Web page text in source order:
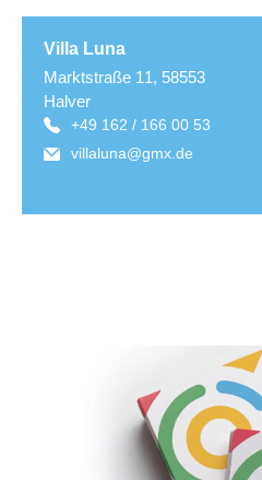
Villa Luna
Marktstraße 11, 58553
Halver
+49 162 / 166 00 53
villaluna@gmx.de